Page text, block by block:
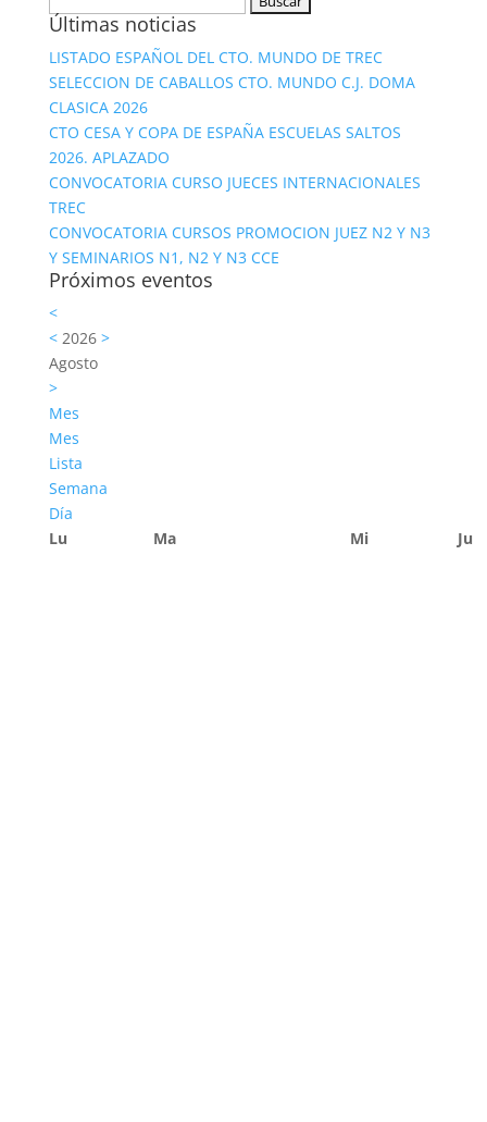
Últimas noticias
LISTADO ESPAÑOL DEL CTO. MUNDO DE TREC
SELECCION DE CABALLOS CTO. MUNDO C.J. DOMA
CLASICA 2026
CTO CESA Y COPA DE ESPAÑA ESCUELAS SALTOS
2026. APLAZADO
CONVOCATORIA CURSO JUECES INTERNACIONALES
TREC
CONVOCATORIA CURSOS PROMOCION JUEZ N2 Y N3
Y SEMINARIOS N1, N2 Y N3 CCE
Próximos eventos
<
<2026 >
Agosto
>
Mes
Mes
Lista
Semana
Día
Lu
Ma Mi Ju